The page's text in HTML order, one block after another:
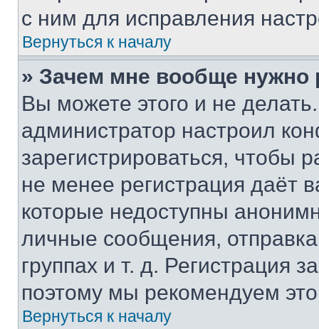
с ним для исправления
Вернуться к началу
» Зачем мне вообще нужно
Вы можете этого и не
администратор настроил
зарегистрироваться, чтобы
не менее регистрация даёт
которые недоступны
личные сообщения,
группах и т. д. Регистрация
поэтому мы рекомендуем
Вернуться к началу